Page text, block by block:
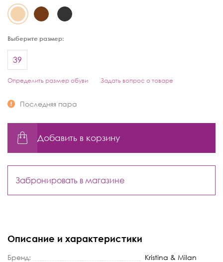
Выберите размер:
39
Определить размер обуви Задать вопрос о товаре
Последняя пара
Добавить в корзину
Забронировать в магазине
Описание и характеристики
Бренд:
Kristina & Milan